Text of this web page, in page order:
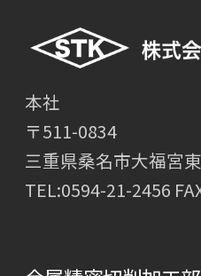
本社
〒511-0834
三重県桑名市大福宮
TEL:0594-21-2456